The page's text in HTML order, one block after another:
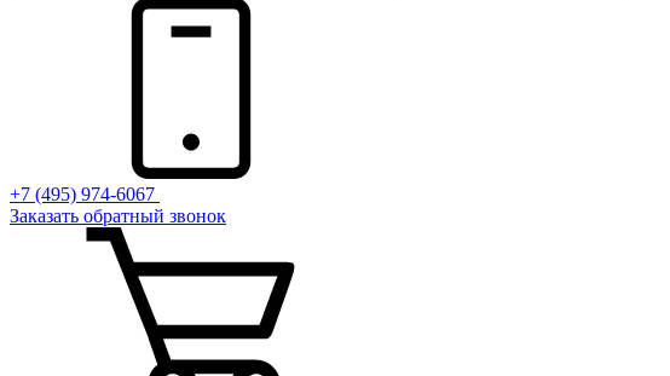
+7 (495) 974-6067
Заказать обратный звонок